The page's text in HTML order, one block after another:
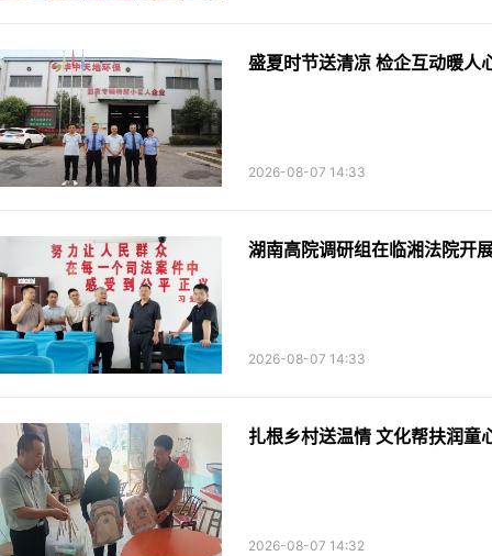
盛夏时节送清凉 检企互动暖
2026-08-07 14:33
湖南高院调研组在临湘法院开
2026-08-07 14:33
2026-08-07 14:32